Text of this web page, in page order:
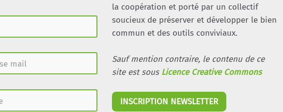
la coopération et porté par un collectif
soucieux de préserver et développer le bien
commun et des outils conviviaux.
Sauf mention contraire, le contenu de ce
site est sous Licence Creative Commons
INSCRIPTION NEWSLETTER